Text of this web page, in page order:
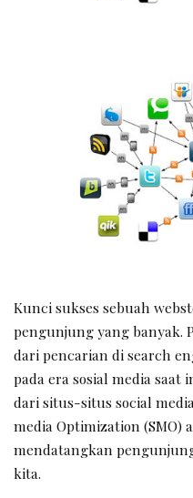
Kunci sukses sebuah
pengunjung yang banyak.
dari pencarian di search
pada era sosial media
dari situs-situs social
media Optimization
mendatangkan
kita.